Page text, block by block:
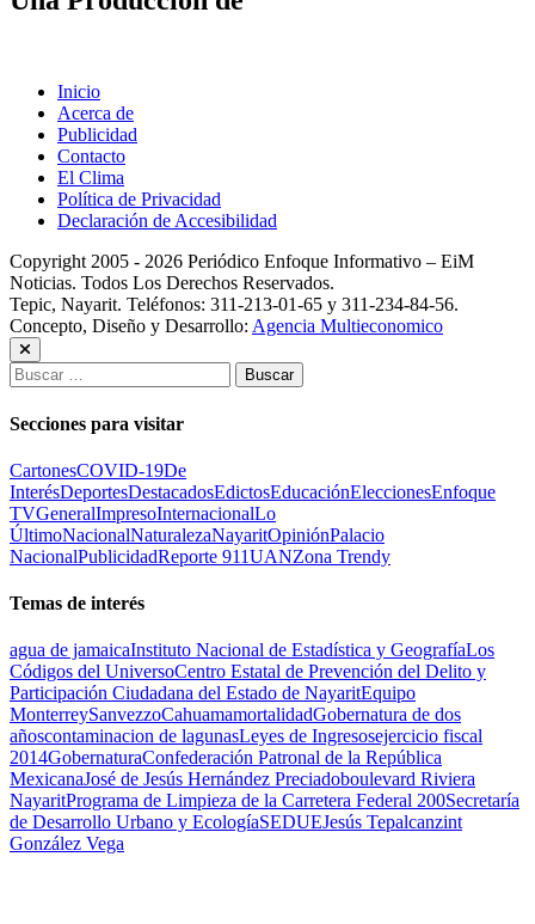
Inicio
Acerca de
Publicidad
Contacto
El Clima
Política de Privacidad
Declaración de Accesibilidad
Copyright 2005 - 2026 Periódico Enfoque Informativo – EiM
Noticias. Todos Los Derechos Reservados.
Tepic, Nayarit. Teléfonos: 311-213-01-65 y 311-234-84-56.
Concepto, Diseño y Desarrollo: Agencia Multieconomico
Buscar:
Secciones para visitar
CartonesCOVID-19De
InterésDeportesDestacadosEdictosEducaciónEleccionesEnfoque
TVGeneralImpresoInternacionalLo
ÚltimoNacionalNaturalezaNayaritOpiniónPalacio
NacionalPublicidadReporte 911UANZona Trendy
Temas de interés
agua de jamaicaInstituto Nacional de Estadística y GeografíaLos
Códigos del UniversoCentro Estatal de Prevención del Delito y
Participación Ciudadana del Estado de NayaritEquipo
MonterreySanvezzoCahuamamortalidadGobernatura de dos
añoscontaminacion de lagunasLeyes de Ingresosejercicio fiscal
2014GobernaturaConfederación Patronal de la República
MexicanaJosé de Jesús Hernández Preciadoboulevard Riviera
NayaritPrograma de Limpieza de la Carretera Federal 200Secretaría
de Desarrollo Urbano y EcologíaSEDUEJesús Tepalcanzint
González Vega